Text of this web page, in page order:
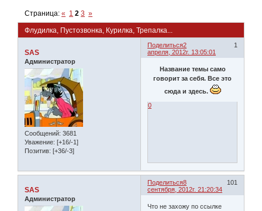
Флудилка, Пустозвонка, Курилка, Трепалка...
Страница:« 1 2 3 »
Поделиться 1
2
апреля, 2012г. 13:05:01
SAS
Администратор
Сообщений: 3681
Уважение: [+16/-1]
Позитив: [+36/-3]
Название темы само
говорит за себя. Все это
сюда и здесь.
0
Поделиться 101
8
сентября, 2012г. 21:20:34
SAS
Администратор
Что не захожу по ссылке